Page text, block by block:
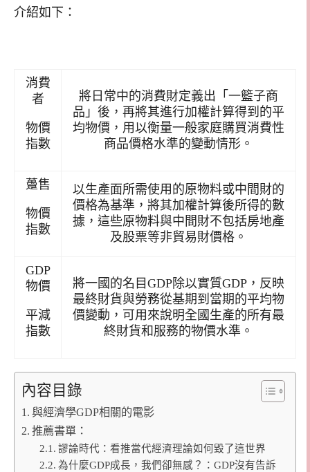
介紹如下：
消費
者
物價
指數
將日常中的消費財定義出「一籃子商
品」後，再將其進行加權計算得到的平
均物價，用以衡量一般家庭購買消費性
商品價格水準的變動情形。
躉售
物價
指數
以生產面所需使用的原物料或中間財的
價格為基準，將其加權計算後所得的數
據，這些原物料與中間財不包括房地產
及股票等非貿易財價格。
GDP
物價
平減
指數
將一國的名目GDP除以實質GDP，反映
最終財貨與勞務從基期到當期的平均物
價變動，可用來說明全國生產的所有最
終財貨和服務的物價水準。
內容目錄
與經濟學GDP相關的電影
推薦書單：
謬論時代：看推當代經濟理論如何毀了這世界
為什麼GDP成長，我們卻無感？：GDP沒有告訴